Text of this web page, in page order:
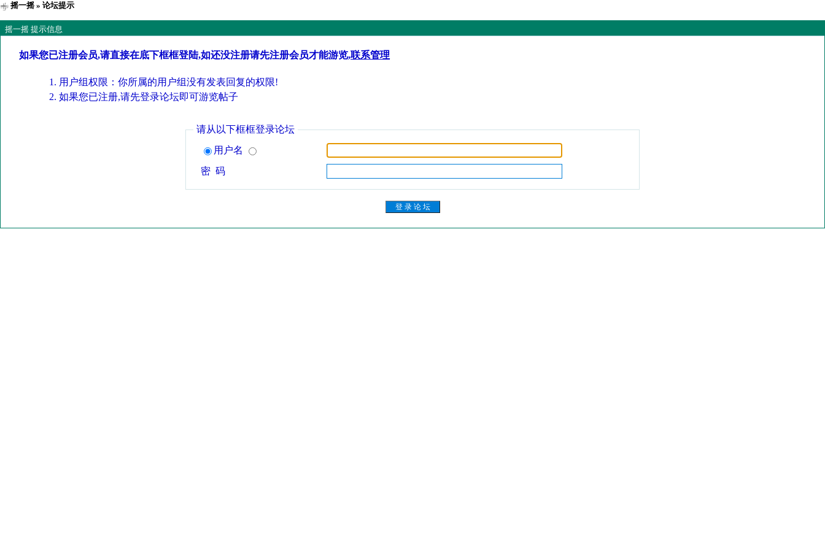
摇一摇» 论坛提示
摇一摇 提示信息
如果您已注册会员,请直接在底下框框登陆,如还没注册请先注册会员才能游览,联系管理
用户组权限：你所属的用户组没有发表回复的权限!
如果您已注册,请先登录论坛即可游览帖子
请从以下框框登录论坛
用户名
密 码